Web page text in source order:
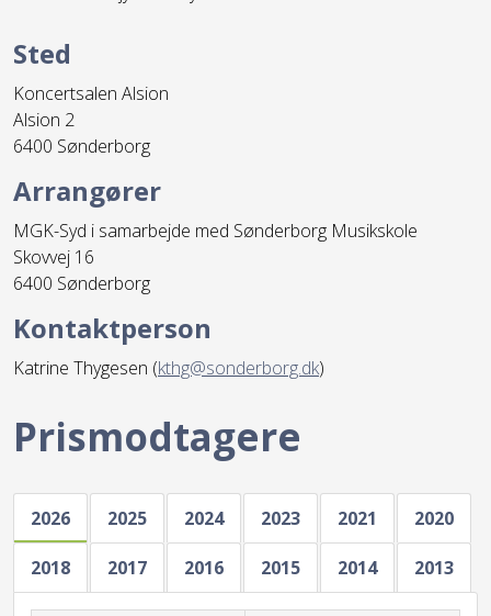
Sted
Koncertsalen Alsion
Alsion 2
6400 Sønderborg
Arrangører
MGK-Syd i samarbejde med Sønderborg Musikskole
Skovvej 16
6400 Sønderborg
Kontaktperson
Katrine Thygesen (kthg@sonderborg.dk)
Prismodtagere
2026 2025 2024 2023 2021 2020
2018 2017 2016 2015 2014 2013